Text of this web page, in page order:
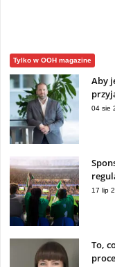
Tylko w OOH magazine
Aby
04 sie
17 lip
To,